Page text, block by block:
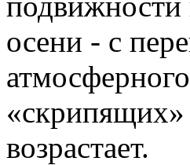
осени - с
«скрипящих»
возрастает.